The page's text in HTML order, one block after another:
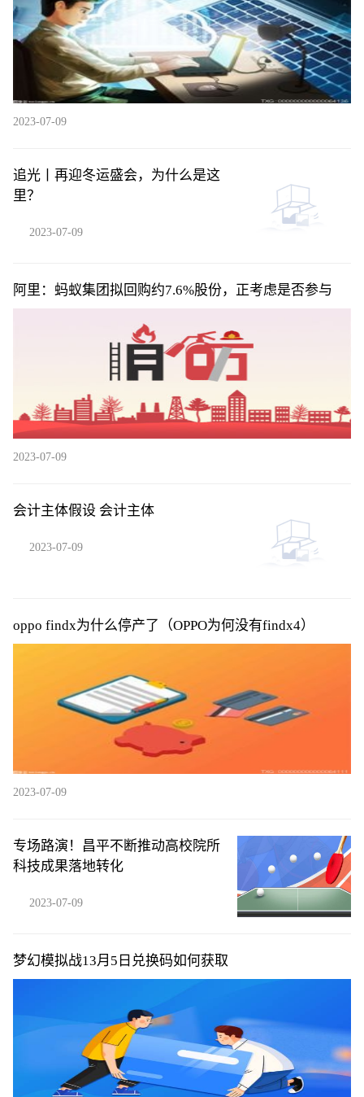
2023-07-09
追光丨再迎冬运盛会，为什么是这
里？
2023-07-09
阿里：蚂蚁集团拟回购约7.6%股份，正考虑是否参与
2023-07-09
会计主体假设 会计主体
2023-07-09
oppo findx为什么停产了（OPPO为何没有findx4）
2023-07-09
专场路演！昌平不断推动高校院所
科技成果落地转化
2023-07-09
梦幻模拟战13月5日兑换码如何获取